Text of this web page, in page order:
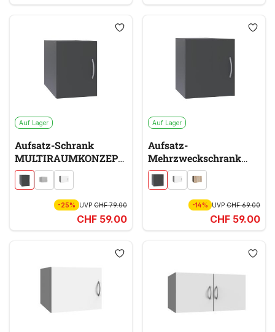
Auf Lager
Aufsatz-Schrank
MULTIRAUMKONZEPT
grau
-25% UVP CHF 79.00
CHF 59.00
Auf Lager
Aufsatz-
Mehrzweckschrank
MULTIRAUMKONZEPT
grau
-14% UVPCHF 69.00
CHF 59.00